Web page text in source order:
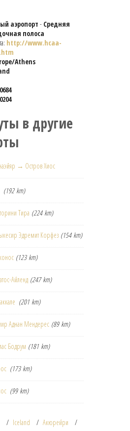
аэропорт - Средняя
полоса
http://www.hcaa-
Athens
в другие
→ Остров Хиос
(192 km)
Тира (224 km)
Эдремит Корфез (154 km)
(123 km)
Айленд (247 km)
(201 km)
Аднан Мендерес (89 km)
Бодрум (181 km)
(173 km)
(99 km)
Iceland
Акюрейри